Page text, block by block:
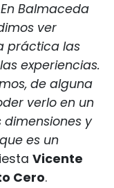
Balmaceda
ver
práctica las
experiencias.
de alguna
verlo en un
y
es un
Vicente
Cero.